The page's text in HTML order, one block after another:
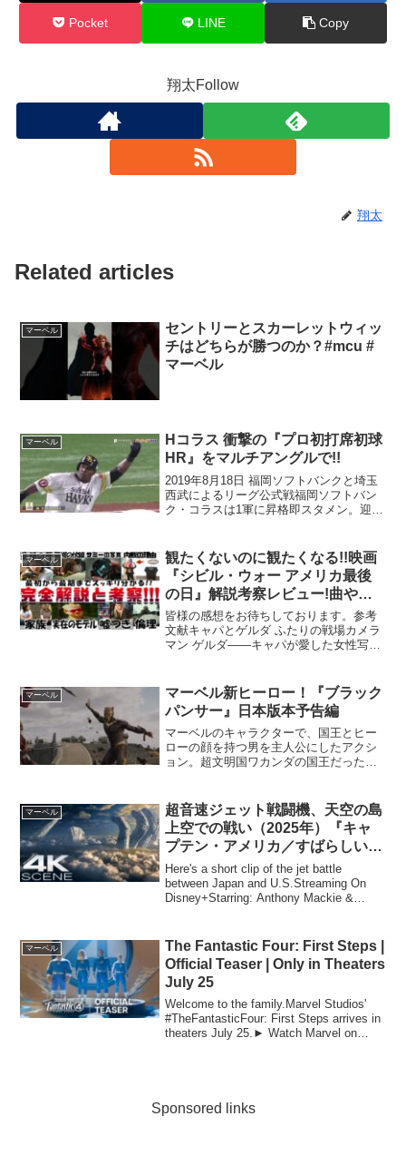
Pocket LINE Copy
翔太Follow
翔太
Related articles
マーベル
セントリーとスカーレットウィッ
チはどちらが勝つのか？#mcu #
マーベル
マーベル
Hコラス 衝撃の『プロ初打席初球
HR』をマルチアングルで!!
2019年8月18日 福岡ソフトバンクと埼玉
西武によるリーグ公式戦福岡ソフトバン
ク・コラスは1軍に昇格即スタメン。迎え
げ、衝撃のデビューを飾った。
マーベル
観たくないのに観たくなる!!映画
『シビル・ウォー アメリカ最後
の日』解説考察レビュー!曲や地
政学から解る内戦!! サミーの写真
を消した理由 伏線 ジェシーのモ
デル リーの生死 CIVIL WAR 感想
皆様の感想をお待ちしております。参考
文献キャパとゲルダ ふたりの戦場カメラ
マン ゲルダ――キャパが愛した女性写真
し今、アメリカが分断され、内戦が起き
たらーA24...
マーベル
マーベル新ヒーロー！『ブラック
パンサー』日本版本予告編
マーベルのキャラクターで、国王とヒー
ローの顔を持つ男を主人公にしたアクシ
ョン。超文明国ワカンダの国王だった父
『クリード チャンプを継ぐ男』などの
ライアン・クーグラー。『...
マーベル
超音速ジェット戦闘機、天空の島
上空での戦い（2025年）『キャ
プテン・アメリカ／すばらしい新
世界』映画クリップ 4K
Here's a short clip of the jet battle
between Japan and U.S.Streaming On
Disney+Starring: Anthony Mackie &
マーベル
The Fantastic Four: First Steps |
Official Teaser | Only in Theaters
July 25
Welcome to the family.Marvel Studios'
#TheFantasticFour: First Steps arrives in
theaters July 25.► Watch Marvel on
Sponsored links